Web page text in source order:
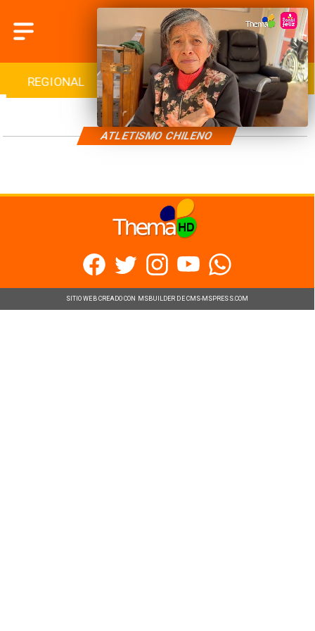
REGIONAL INTERNACIONAL DEPORTES
ATLETISMO CHILENO
SITIO WEB CREADO CON MSBUILDER DE CMS-MSPRESS.COM